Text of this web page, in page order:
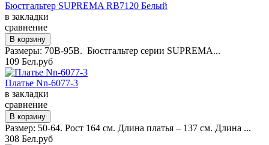
Бюстгальтер SUPREMA RB7120 Белый
в закладки
сравнение
Размеры: 70B-95B. Бюстгальтер серии SUPREMA...
109 Бел.руб
Платье Nn-6077-3
в закладки
сравнение
Размер: 50-64. Рост 164 см. Длина платья – 137 см. Длина ...
308 Бел.руб